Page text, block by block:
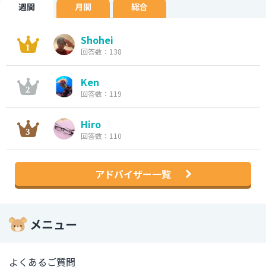
週間 月間 総合
Shohei
回答数：138
Ken
回答数：119
Hiro
回答数：110
アドバイザー一覧
メニュー
よくあるご質問